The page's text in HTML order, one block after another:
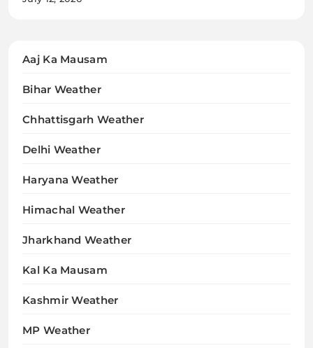
Aaj Ka Mausam
Bihar Weather
Chhattisgarh Weather
Delhi Weather
Haryana Weather
Himachal Weather
Jharkhand Weather
Kal Ka Mausam
Kashmir Weather
MP Weather